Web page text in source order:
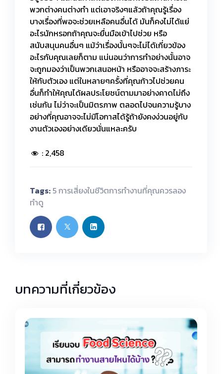
พวกต่างคนต่างทำ แต่เอาจริงๆแล้วถ้าคุณรู้เรื่อง
บางเรื่องที่พอจะช่วยเหลือคนอื่นได้ มันก็คงไม่ได้แย่
อะไรนักหรอกถ้าคุณจะยื่นมือเข้าไปช่วย หรือ
สนับสนุนคนอื่นๆ แม้ว่าเรื่องนั้นๆจะไม่ได้เกี่ยวข้อง
อะไรกับคุณเลยก็ตาม แน่นอนว่าการทำอย่างนั้นอาจ
จะถูกมองว่าเป็นพวกเสนอหน้า หรืออาจจะสร้างภาระ
ให้กับตัวเอง แต่ในหลายๆครั้งที่คุณก้าวไปช่วยคน
อื่นก็ทำให้คุณได้ผลประโยชน์ตามมาอย่างคาดไม่ถึง
เช่นกัน ไม่ว่าจะเป็นมิตรภาพ ตลอดไปจนความรู้บาง
อย่างที่คุณอาจจะไม่มีโอกาสได้รู้ถ้ายังคงง่วนอยู่กับ
งานตัวเองอย่างเดียวนั่นแหละครับ
: 2,458
Tags: 5 การเสี่ยงในชีวิตการทำงานที่คุณควรลอง
ทำดู
บทความที่เกี่ยวข้อง